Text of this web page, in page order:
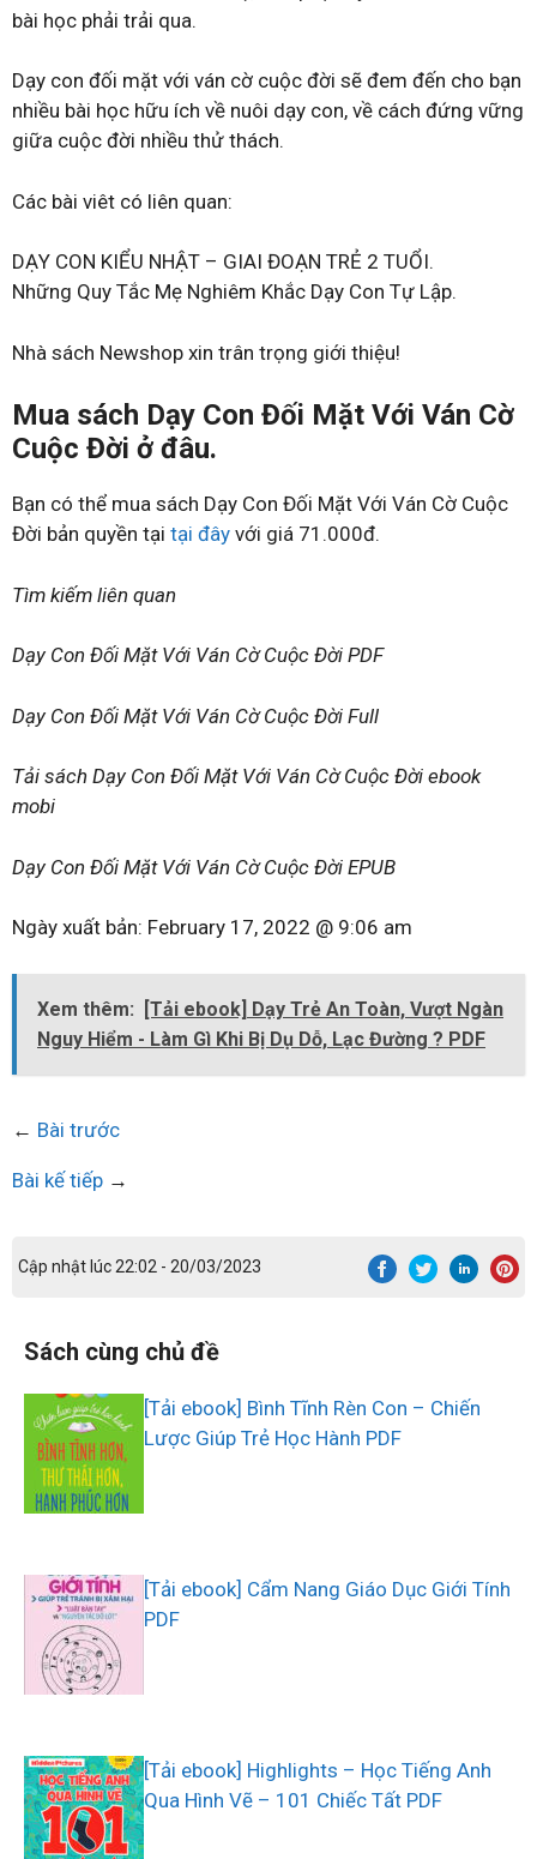
bài học phải trải qua.
Dạy con đối mặt với ván cờ cuộc đời sẽ đem đến cho bạn
nhiều bài học hữu ích về nuôi dạy con, về cách đứng vững
giữa cuộc đời nhiều thử thách.
Các bài viêt có liên quan:
DẠY CON KIỂU NHẬT – GIAI ĐOẠN TRẺ 2 TUỔI.
Những Quy Tắc Mẹ Nghiêm Khắc Dạy Con Tự Lập.
Nhà sách Newshop xin trân trọng giới thiệu!
Mua sách Dạy Con Đối Mặt Với Ván Cờ
Cuộc Đời ở đâu.
Bạn có thể mua sách Dạy Con Đối Mặt Với Ván Cờ Cuộc
Đời bản quyền tại tại đây với giá 71.000đ.
Tìm kiếm liên quan
Dạy Con Đối Mặt Với Ván Cờ Cuộc Đời PDF
Dạy Con Đối Mặt Với Ván Cờ Cuộc Đời Full
Tải sách Dạy Con Đối Mặt Với Ván Cờ Cuộc Đời ebook
mobi
Dạy Con Đối Mặt Với Ván Cờ Cuộc Đời EPUB
Ngày xuất bản: February 17, 2022 @ 9:06 am
Xem thêm:
[Tải ebook] Dạy Trẻ An Toàn, Vượt Ngàn
Nguy Hiểm - Làm Gì Khi Bị Dụ Dỗ, Lạc Đường ? PDF
← Bài trước
Bài kế tiếp →
Cập nhật lúc 22:02 - 20/03/2023
Sách cùng chủ đề
[Tải ebook] Bình Tĩnh Rèn Con – Chiến
Lược Giúp Trẻ Học Hành PDF
[Tải ebook] Cẩm Nang Giáo Dục Giới Tính
PDF
[Tải ebook] Highlights – Học Tiếng Anh
Qua Hình Vẽ – 101 Chiếc Tất PDF